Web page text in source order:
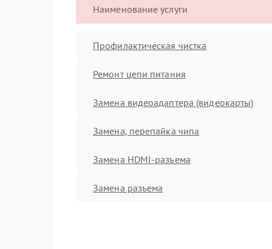
Наименование услуги
Профилактическая чистка
Ремонт цепи питания
Замена видеоадаптера (видеокарты)
Замена, перепайка чипа
Замена HDMI-разъема
Замена разъема